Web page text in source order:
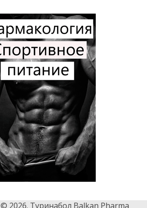
2026. Туринабол Balkan Pharma